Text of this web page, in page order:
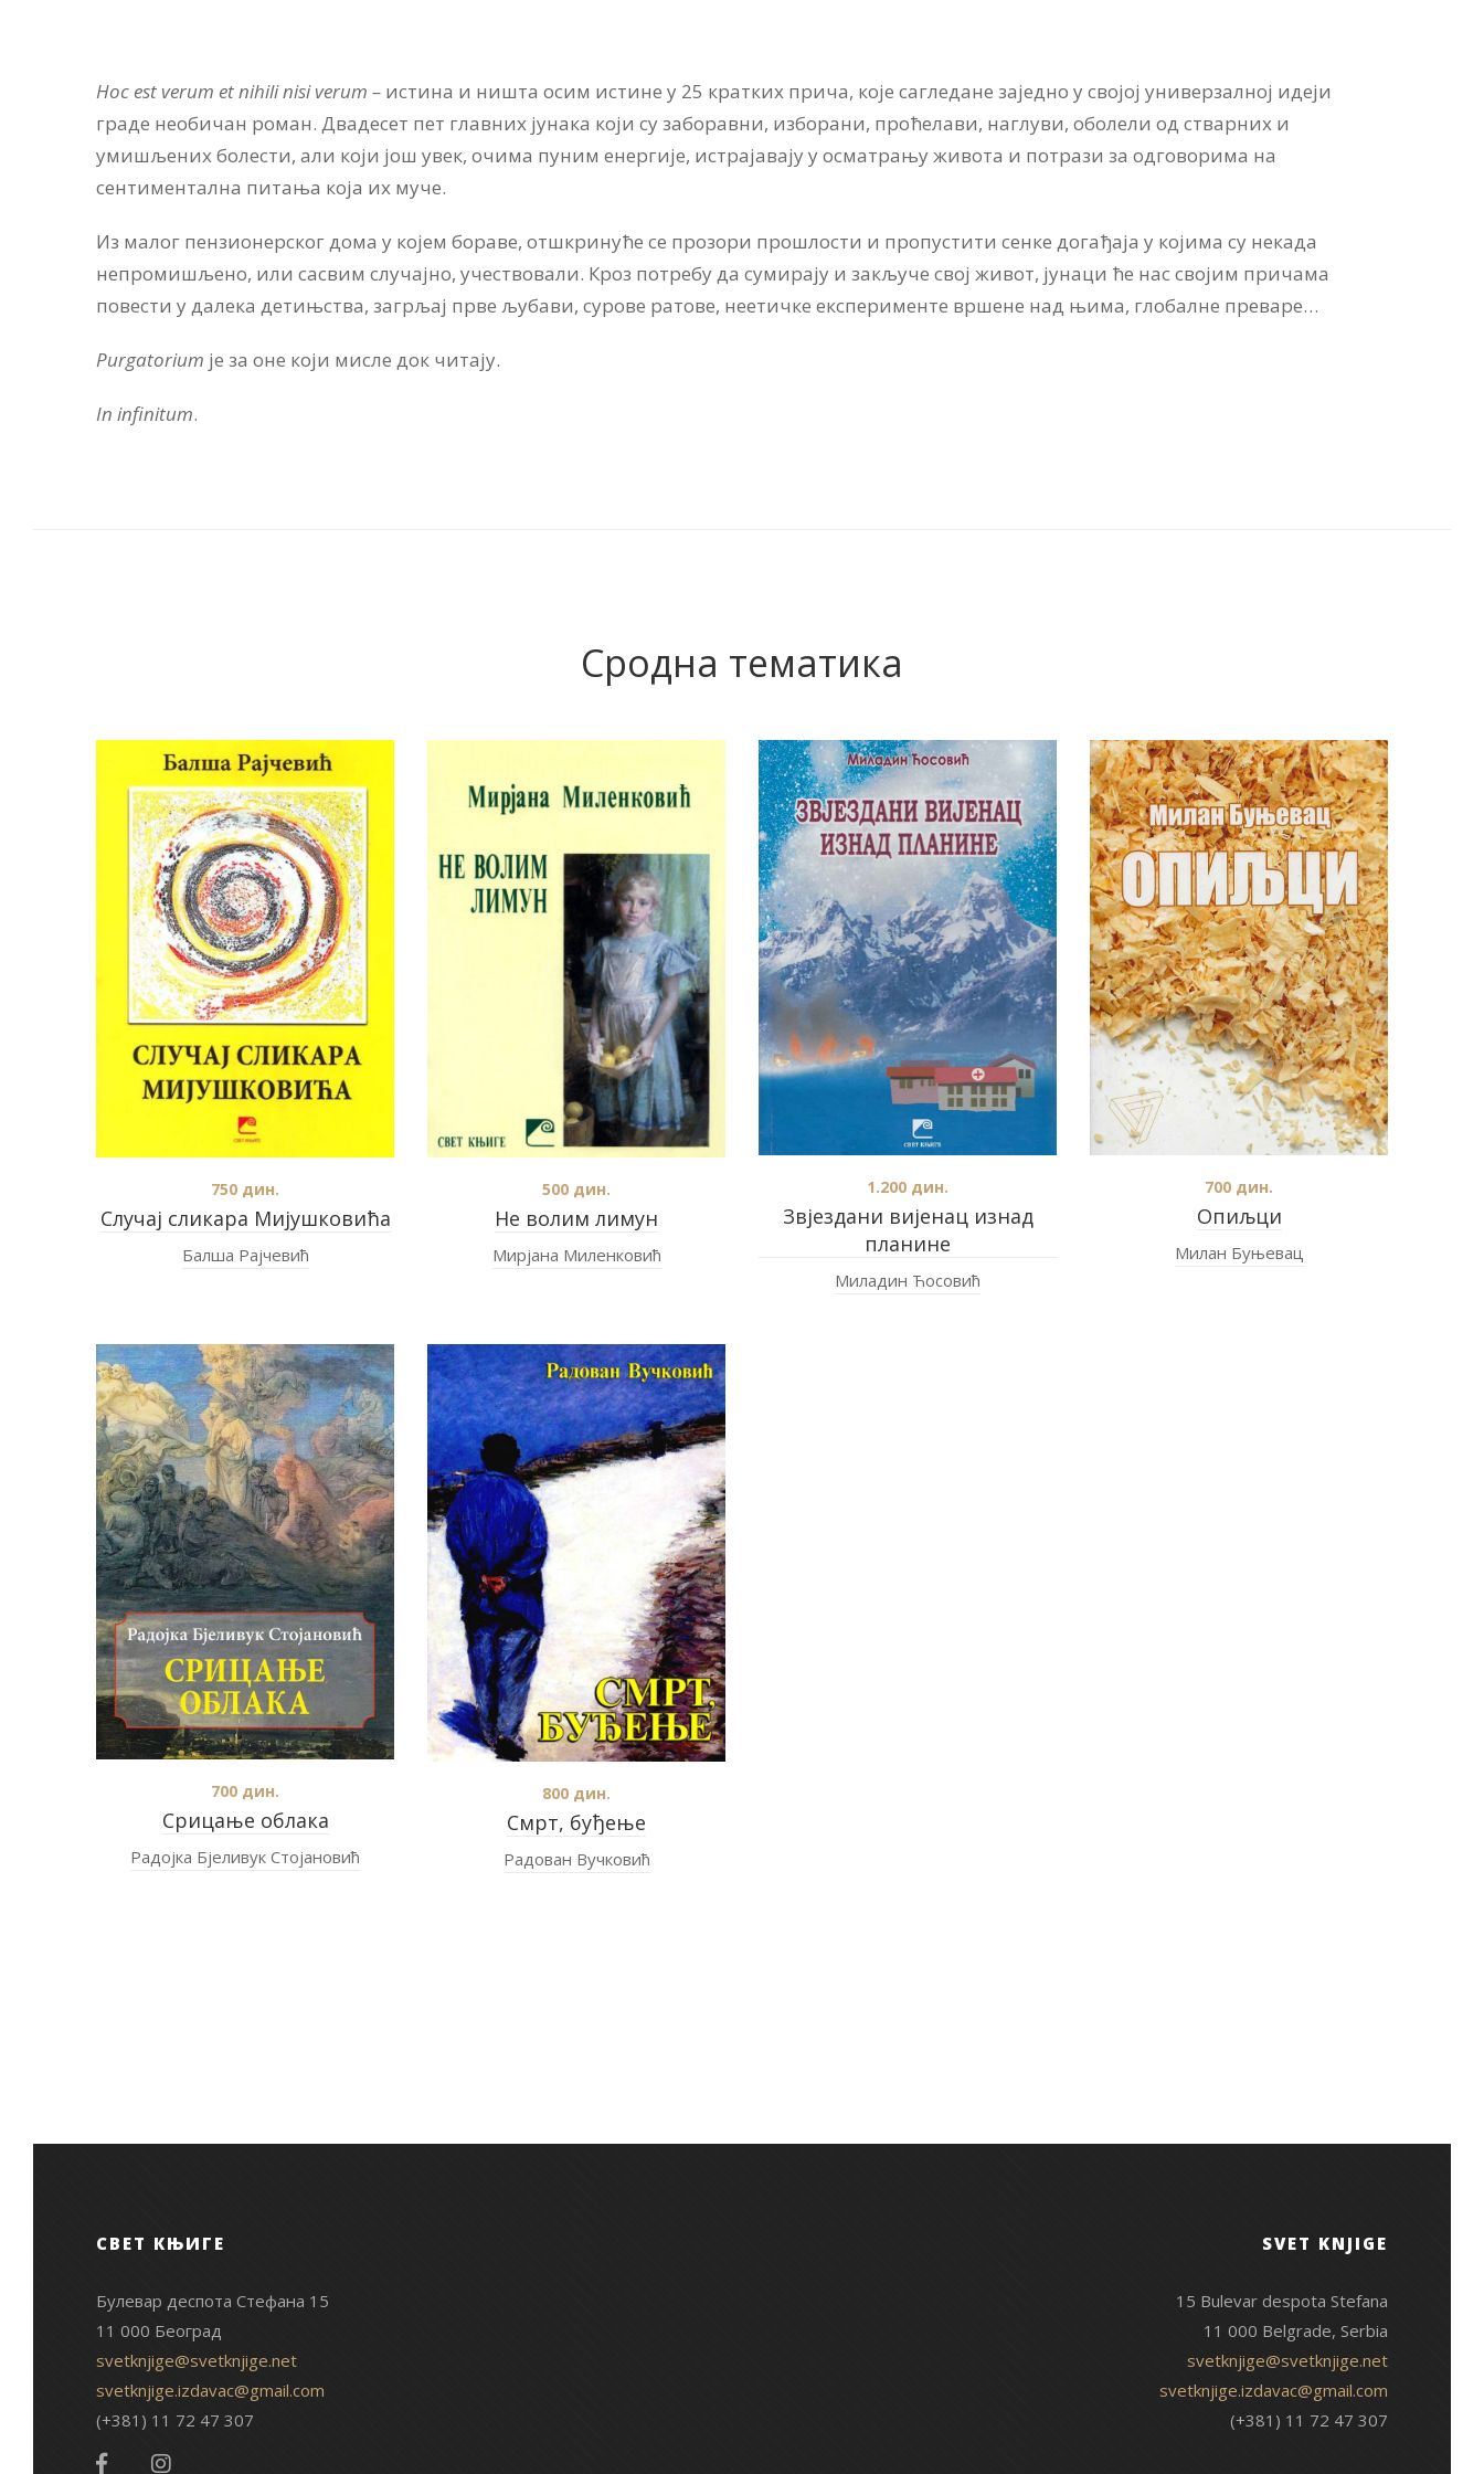
Hoc est verum et nihili nisi verum – истина и ништа осим истине у 25 кратких прича, које сагледане заједно у својој универзалној идеји
граде необичан роман. Двадесет пет главних јунака који су заборавни, изборани, проћелави, наглуви, оболели од стварних и
умишљених болести, али који још увек, очима пуним енергије, истрајавају у осматрању живота и потрази за одговорима на
сентиментална питања која их муче.
Из малог пензионерског дома у којем бораве, отшкринуће се прозори прошлости и пропустити сенке догађаја у којима су некада
непромишљено, или сасвим случајно, учествовали. Кроз потребу да сумирају и закључе свој живот, јунаци ће нас својим причама
повести у далека детињства, загрљај прве љубави, сурове ратове, неетичке експерименте вршене над њима, глобалне преваре…
Purgatorium је за оне који мисле док читају.
In infinitum.
Сродна тематика
Случај сликара Мијушковића
750 дин.
Балша Рајчевић
Не волим лимун
500 дин.
Мирјана Миленковић
Звјездани вијенац изнад
планине
1.200 дин.
Миладин Ћосовић
Опиљци
700 дин.
Милан Буњевац
Срицање облака
700 дин.
Радојка Бјеливук Стојановић
Смрт, буђење
800 дин.
Радован Вучковић
СВЕТ КЊИГЕ
Булевар деспота Стефана 15
11 000 Београд
svetknjige@svetknjige.net
svetknjige.izdavac@gmail.com
(+381) 11 72 47 307
SVET KNJIGE
15 Bulevar despota Stefana
11 000 Belgrade, Serbia
svetknjige@svetknjige.net
svetknjige.izdavac@gmail.com
(+381) 11 72 47 307